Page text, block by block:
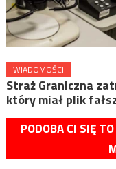
WIADOMOŚCI
Straż Graniczna
który miał plik
PODOBA CI SIĘ